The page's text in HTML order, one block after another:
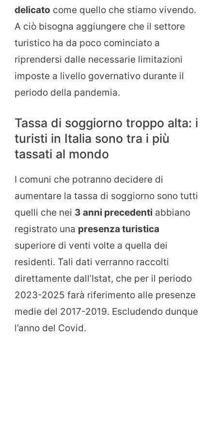
delicato come quello che stiamo vivendo.
A ciò bisogna aggiungere che il settore
turistico ha da poco cominciato a
riprendersi dalle necessarie limitazioni
imposte a livello governativo durante il
periodo della pandemia.
Tassa di soggiorno troppo alta: i
turisti in Italia sono tra i più
tassati al mondo
I comuni che potranno decidere di
aumentare la tassa di soggiorno sono tutti
quelli che nei 3 anni precedenti abbiano
registrato una presenza turistica
superiore di venti volte a quella dei
residenti. Tali dati verranno raccolti
direttamente dall’Istat, che per il periodo
2023-2025 farà riferimento alle presenze
medie del 2017-2019. Escludendo dunque
l’anno del Covid.